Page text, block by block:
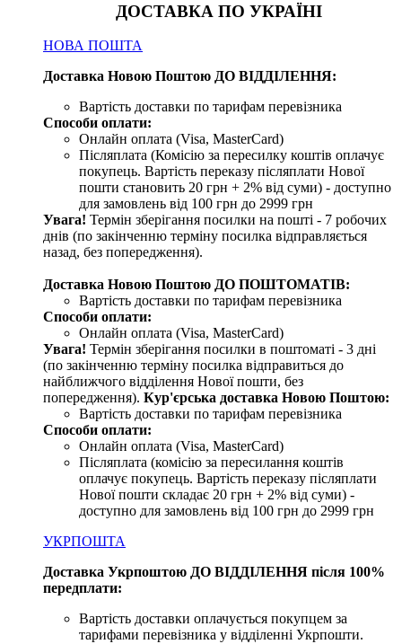
ДОСТАВКА ПО УКРАЇНІ
НОВА ПОШТА
Доставка Новою Поштою ДО ВІДДІЛЕННЯ:
Вартість доставки по тарифам перевізника
Способи оплати:
Онлайн оплата (Visa, MasterCard)
Післяплата (Комісію за пересилку коштів оплачує
покупець. Вартість переказу післяплати Нової
пошти становить 20 грн + 2% від суми) - доступно
для замовлень від 100 грн до 2999 грн
Увага! Термін зберігання посилки на пошті - 7 робочих
днів (по закінченню терміну посилка відправляється
назад, без попередження).
Доставка Новою Поштою ДО ПОШТОМАТІВ:
Вартість доставки по тарифам перевізника
Способи оплати:
Онлайн оплата (Visa, MasterCard)
Увага! Термін зберігання посилки в поштоматі - 3 дні
(по закінченню терміну посилка відправиться до
найближчого відділення Нової пошти, без
попередження). Кур'єрська доставка Новою Поштою:
Вартість доставки по тарифам перевізника
Способи оплати:
Онлайн оплата (Visa, MasterCard)
Післяплата (комісію за пересилання коштів
оплачує покупець. Вартість переказу післяплати
Нової пошти складає 20 грн + 2% від суми) -
доступно для замовлень від 100 грн до 2999 грн
УКРПОШТА
Доставка Укрпоштою ДО ВІДДІЛЕННЯ після 100%
передплати:
Вартість доставки оплачується покупцем за
тарифами перевізника у відділенні Укрпошти.